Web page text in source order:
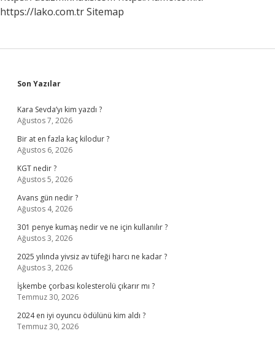
https://lako.com.trSitemap
Sidebar
Son Yazılar
Kara Sevda’yı kim yazdı ?
Ağustos 7, 2026
Bir at en fazla kaç kilodur ?
Ağustos 6, 2026
KGT nedir ?
Ağustos 5, 2026
Avans gün nedir ?
Ağustos 4, 2026
301 penye kumaş nedir ve ne için kullanılır ?
Ağustos 3, 2026
2025 yılında yivsiz av tüfeği harcı ne kadar ?
Ağustos 3, 2026
İşkembe çorbası kolesterolü çıkarır mı ?
Temmuz 30, 2026
2024 en iyi oyuncu ödülünü kim aldı ?
Temmuz 30, 2026